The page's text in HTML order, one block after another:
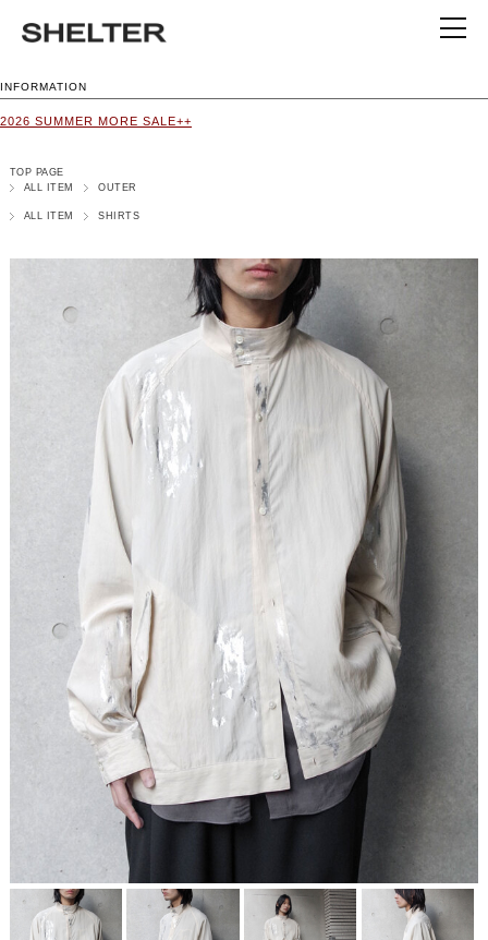
INFORMATION
2026 SUMMER MORE SALE++
TOP PAGE
ALL ITEM
OUTER
ALL ITEM SHIRTS